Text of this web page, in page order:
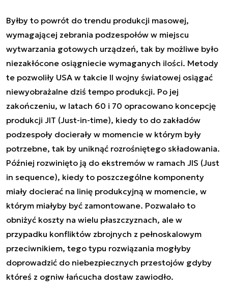
Byłby to powrót do trendu produkcji masowej,
wymagającej zebrania podzespołów w miejscu
wytwarzania gotowych urządzeń, tak by możliwe było
niezakłócone osiągniecie wymaganych ilości. Metody
te pozwoliły USA w takcie II wojny światowej osiągać
niewyobrażalne dziś tempo produkcji. Po jej
zakończeniu, w latach 60 i 70 opracowano koncepcję
produkcji JIT (Just-in-time), kiedy to do zakładów
podzespoły docierały w momencie w którym były
potrzebne, tak by uniknąć rozrośniętego składowania.
Później rozwinięto ją do ekstremów w ramach JIS (Just
in sequence), kiedy to poszczególne komponenty
miały docierać na linię produkcyjną w momencie, w
którym miałyby być zamontowane. Pozwalało to
obniżyć koszty na wielu płaszczyznach, ale w
przypadku konfliktów zbrojnych z pełnoskalowym
przeciwnikiem, tego typu rozwiązania mogłyby
doprowadzić do niebezpiecznych przestojów gdyby
któreś z ogniw łańcucha dostaw zawiodło.